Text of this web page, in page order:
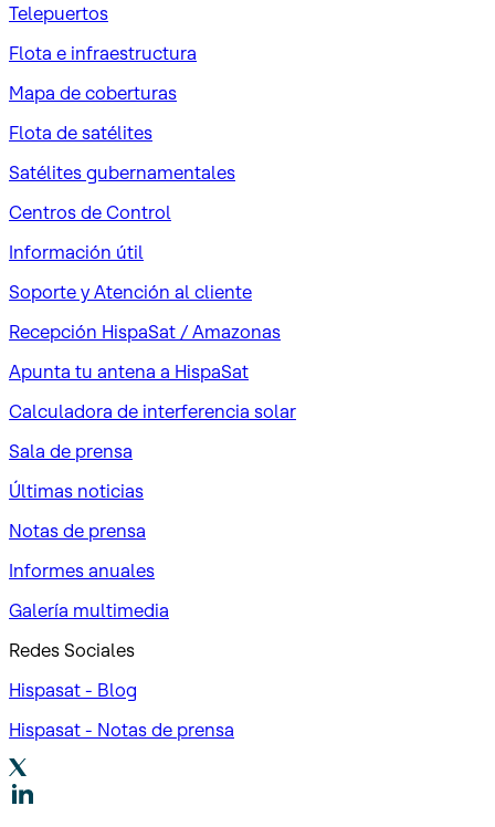
Telepuertos
Flota e infraestructura
Mapa de coberturas
Flota de satélites
Satélites gubernamentales
Centros de Control
Información útil
Soporte y Atención al cliente
Recepción HispaSat / Amazonas
Apunta tu antena a HispaSat
Calculadora de interferencia solar
Sala de prensa
Últimas noticias
Notas de prensa
Informes anuales
Galería multimedia
Redes Sociales
Hispasat - Blog
Hispasat - Notas de prensa